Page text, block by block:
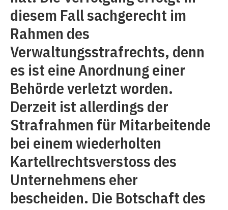
diesem Fall sachgerecht im
Rahmen des
Verwaltungsstrafrechts, denn
es ist eine Anordnung einer
Behörde verletzt worden.
Derzeit ist allerdings der
Strafrahmen für Mitarbeitende
bei einem wiederholten
Kartellrechtsverstoss des
Unternehmens eher
bescheiden. Die Botschaft des